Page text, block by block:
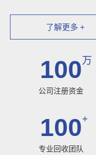
了解更多 +
100万
公司注册资金
100+
专业回收团队